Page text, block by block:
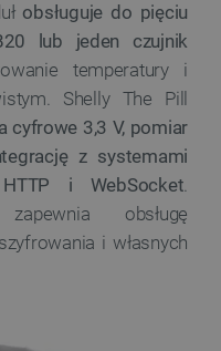
obsługuje do pięciu
lub jeden czujnik
temperatury i
Shelly The Pill
cyfrowe 3,3 V, pomiar
z systemami
i WebSocket.
obsługę
i własnych